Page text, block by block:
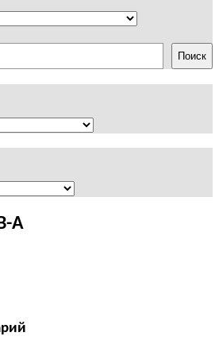
Поиск
А